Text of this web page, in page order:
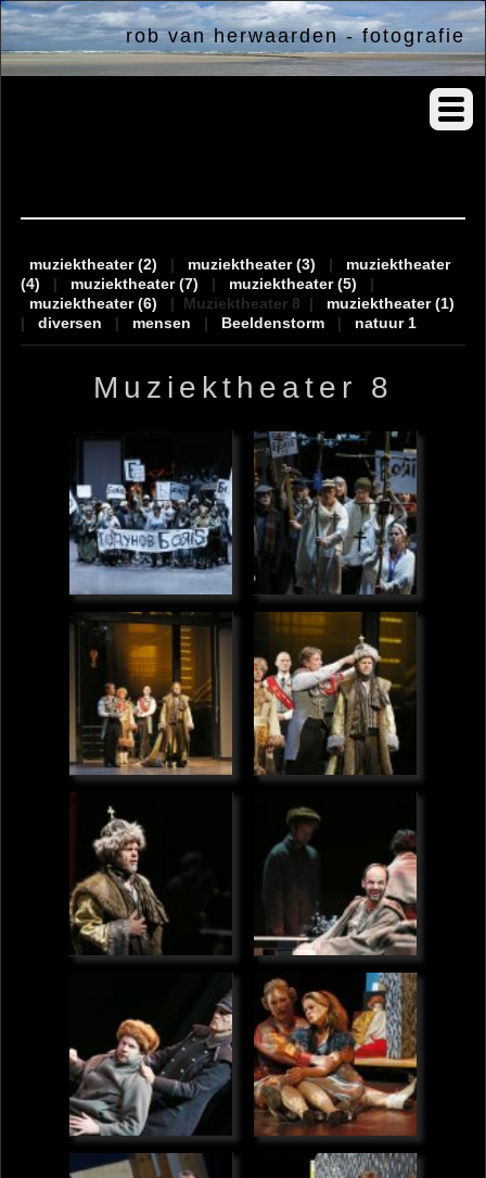
rob van herwaarden - fotografie
muziektheater (2) | muziektheater (3) |
muziektheater
(4)
| muziektheater (7) | muziektheater (5)
|
muziektheater (6)
| Muziektheater 8 |
muziektheater (1)
|
diversen | mensen | Beeldenstorm | natuur 1
Muziektheater 8